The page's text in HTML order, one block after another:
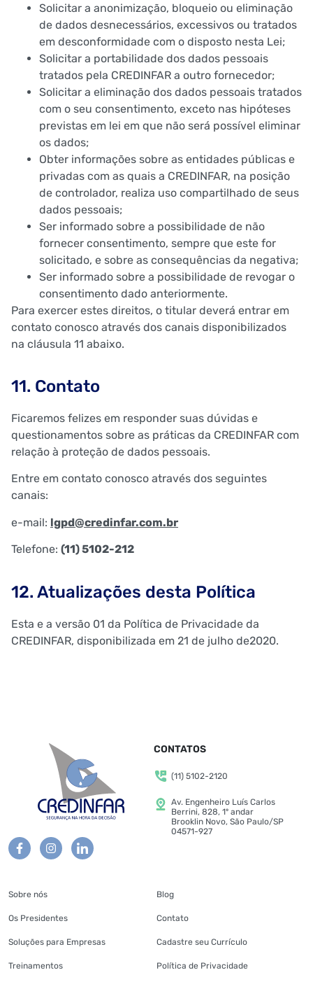
Solicitar a anonimização, bloqueio ou eliminação
de dados desnecessários, excessivos ou tratados
em desconformidade com o disposto nesta Lei;
Solicitar a portabilidade dos dados pessoais
tratados pela CREDINFAR a outro fornecedor;
Solicitar a eliminação dos dados pessoais tratados
com o seu consentimento, exceto nas hipóteses
previstas em lei em que não será possível eliminar
os dados;
Obter informações sobre as entidades públicas e
privadas com as quais a CREDINFAR, na posição
de controlador, realiza uso compartilhado de seus
dados pessoais;
Ser informado sobre a possibilidade de não
fornecer consentimento, sempre que este for
solicitado, e sobre as consequências da negativa;
Ser informado sobre a possibilidade de revogar o
consentimento dado anteriormente.
Para exercer estes direitos, o titular deverá entrar em
contato conosco através dos canais disponibilizados
na cláusula 11 abaixo.
11. Contato
Ficaremos felizes em responder suas dúvidas e
questionamentos sobre as práticas da CREDINFAR com
relação à proteção de dados pessoais.
Entre em contato conosco através dos seguintes
canais:
e-mail: lgpd@credinfar.com.br
Telefone: (11) 5102-212
12. Atualizações desta Política
Esta e a versão 01 da Política de Privacidade da
CREDINFAR, disponibilizada em 21 de julho de2020.
CONTATOS
(11) 5102-2120
Av. Engenheiro Luís Carlos
Berrini, 828, 1º andar
Brooklin Novo, São Paulo/SP
04571-927
Sobre nós
Os Presidentes
Soluções para Empresas
Treinamentos
Blog
Contato
Cadastre seu Currículo
Política de Privacidade